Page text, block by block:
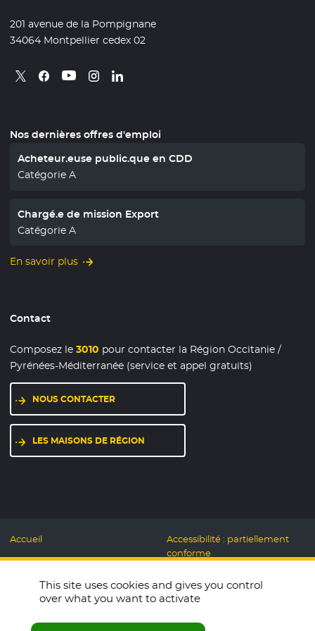
201 avenue de la Pompignane
34064 Montpellier cedex 02
Retrouvez nous sur X
- Nouvelle fenêtre
Retrouvez nous sur Facebook
- Nouvelle fenêtre
Retrouvez nous sur Youtube
- Nouvelle fenêtre
Retrouvez nous sur Instagram
- Nouvelle fenêtre
Retrouvez nous sur Linkedin
- Nouvelle fenêtre
Nos dernières offres d'emploi
Acheteur.euse public.que en CDD
Catégorie A
Chargé.e de mission Export
Catégorie A
En savoir plus
Contact
Composez le3010 pour contacter la Région Occitanie /
Pyrénées-Méditerranée (service et appel gratuits)
NOUS CONTACTER
LES MAISONS DE RÉGION
Accueil
Mentions légales
Données personnelles et
Cookies
Espace presse
Accessibilité : partiellement
conforme
Responsable
This site uses cookies and gives you control
over what you want to activate